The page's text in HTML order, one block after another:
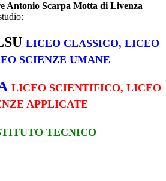
Antonio Scarpa Motta di Livenza
LICEO CLASSICO, LICEO
SCIENZE UMANE
LICEO SCIENTIFICO, LICEO
APPLICATE
TECNICO